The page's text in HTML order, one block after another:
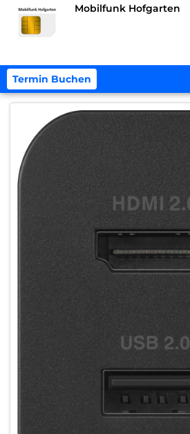
Mobilfunk Hofgarten
Termin Buchen